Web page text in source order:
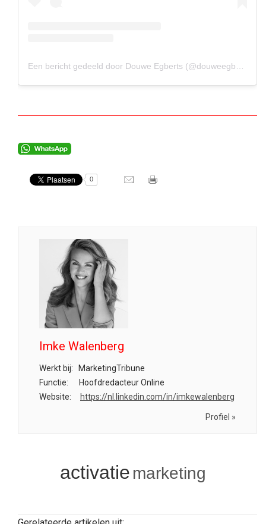
Een bericht gedeeld door Douwe Egberts (@douweegberts)
0
Imke Walenberg
Werkt bij:
MarketingTribune
Functie:
Hoofdredacteur Online
Website:
https://nl.linkedin.com/in/imkewalenberg
Profiel »
activatie marketing